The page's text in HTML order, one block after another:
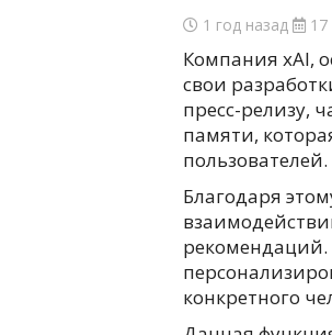
1 год назад 17
Компания xAI,
свои
пресс-релизу,
памяти,
пользователей.
Благодаря
рекомендаций.
конкретного